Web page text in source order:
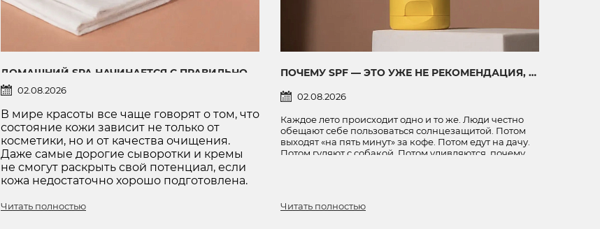
02.08.2026
В мире красоты все чаще говорят о том, что
состояние кожи зависит не только от
косметики, но и от качества очищения.
Даже самые дорогие сыворотки и кремы
не смогут раскрыть свой потенциал, если
кожа недостаточно хорошо подготовлена.
Читать полностью
ПОЧЕМУ SPF — ЭТО УЖЕ НЕ РЕКОМЕНДАЦИЯ, А ЗДРАВЫЙ СМЫСЛ
02.08.2026
Каждое лето происходит одно и то же. Люди честно
обещают себе пользоваться солнцезащитой. Потом
выходят «на пять минут» за кофе. Потом едут на дачу.
Потом гуляют с собакой. Потом удивляются, почему
Читать полностью